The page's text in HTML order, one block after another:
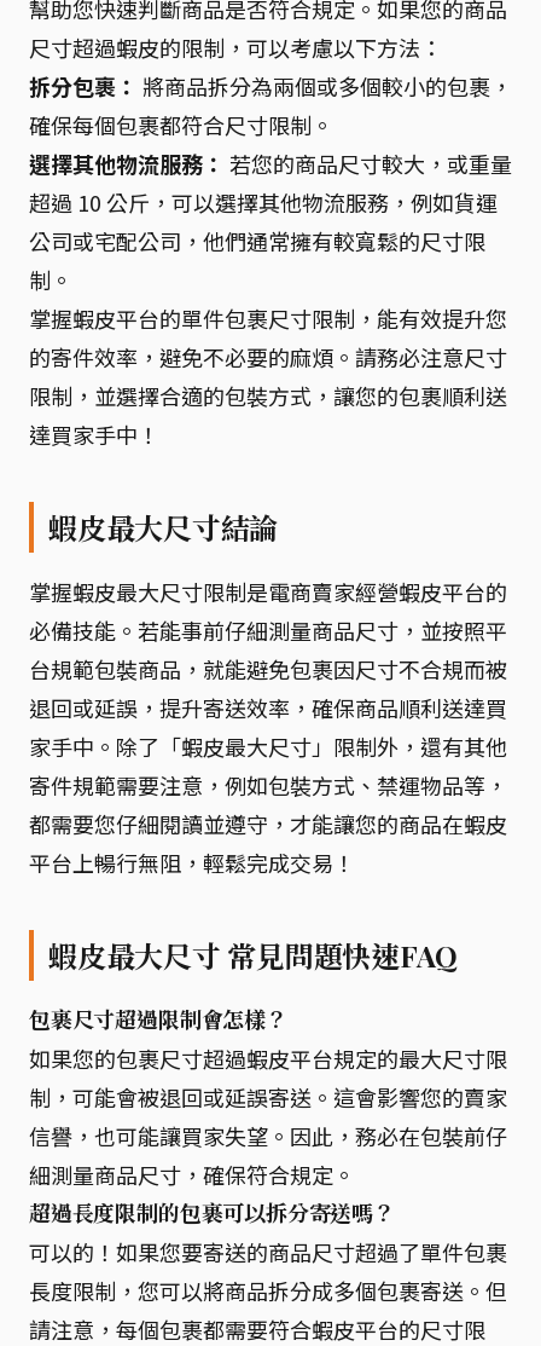
幫助您快速判斷商品是否符合規定。如果您的商品
尺寸超過蝦皮的限制，可以考慮以下方法：
拆分包裹： 將商品拆分為兩個或多個較小的包裹，
確保每個包裹都符合尺寸限制。
選擇其他物流服務： 若您的商品尺寸較大，或重量
超過 10 公斤，可以選擇其他物流服務，例如貨運
公司或宅配公司，他們通常擁有較寬鬆的尺寸限
制。
掌握蝦皮平台的單件包裹尺寸限制，能有效提升您
的寄件效率，避免不必要的麻煩。請務必注意尺寸
限制，並選擇合適的包裝方式，讓您的包裹順利送
達買家手中！
蝦皮最大尺寸結論
掌握蝦皮最大尺寸限制是電商賣家經營蝦皮平台的
必備技能。若能事前仔細測量商品尺寸，並按照平
台規範包裝商品，就能避免包裹因尺寸不合規而被
退回或延誤，提升寄送效率，確保商品順利送達買
家手中。除了「蝦皮最大尺寸」限制外，還有其他
寄件規範需要注意，例如包裝方式、禁運物品等，
都需要您仔細閱讀並遵守，才能讓您的商品在蝦皮
平台上暢行無阻，輕鬆完成交易！
蝦皮最大尺寸 常見問題快速FAQ
包裹尺寸超過限制會怎樣？
如果您的包裹尺寸超過蝦皮平台規定的最大尺寸限
制，可能會被退回或延誤寄送。這會影響您的賣家
信譽，也可能讓買家失望。因此，務必在包裝前仔
細測量商品尺寸，確保符合規定。
超過長度限制的包裹可以拆分寄送嗎？
可以的！如果您要寄送的商品尺寸超過了單件包裹
長度限制，您可以將商品拆分成多個包裹寄送。但
請注意，每個包裹都需要符合蝦皮平台的尺寸限